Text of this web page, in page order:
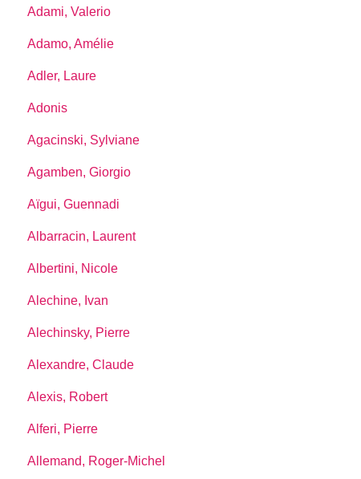
Adami, Valerio
Adamo, Amélie
Adler, Laure
Adonis
Agacinski, Sylviane
Agamben, Giorgio
Aïgui, Guennadi
Albarracin, Laurent
Albertini, Nicole
Alechine, Ivan
Alechinsky, Pierre
Alexandre, Claude
Alexis, Robert
Alferi, Pierre
Allemand, Roger-Michel